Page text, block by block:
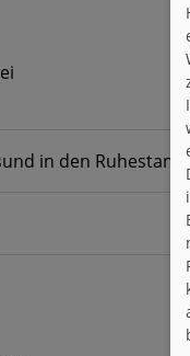
in den Ruhestand